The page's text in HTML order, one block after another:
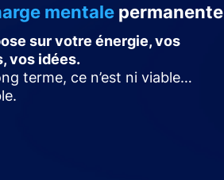
mentale permanente
sur votre énergie, vos
vos idées.
terme, ce n’est ni viable…